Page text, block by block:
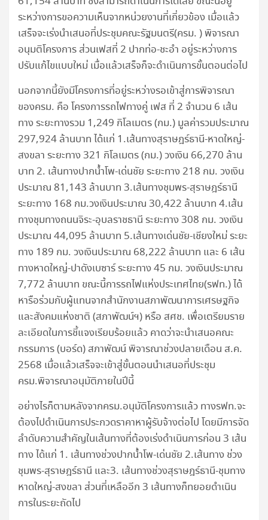
ระหว่างการขอความเห็นจากหน่วยงานที่เกี่ยวข้อง เมื่อแล้ว
เสร็จจะเร่งนำเสนอที่ประชุมคณะรัฐมนตรี(ครม. ) พิจารณา
อนุมติโครงการ ส่วนเฟสที่ 2 ปากท่อ-ชะอำ อยู่ระหว่างการ
ปรับแก้ไขแบบใหม่ เมื่อแล้วเสร็จก็จะดำเนินการขั้นตอนต่อไป
นอกจากนี้ยังมีโครงการที่อยู่ระหว่างรอเข้าสู่การพิจารณา
ของครม. คือ โครงการรถไฟทางคู่ เฟส ที่ 2 จำนวน 6 เส้น
ทาง ระยะทางรวม 1,249 กิโลเมตร (กม.) มูลค่ารวมประมาณ
297,924 ล้านบาท ได้แก่ 1.เส้นทางสุราษฎร์ธานี-หาดใหญ่-
สงขลา ระยะทาง 321 กิโลเมตร (กม.) วงเงิน 66,270 ล้าน
บาท 2. เส้นทางปากน้ำโพ-เด่นชัย ระยะทาง 218 กม. วงเงิน
ประมาณ 81,143 ล้านบาท 3.เส้นทางชุมพร-สุราษฎร์ธานี
ระยะทาง 168 กม.วงเงินประมาณ 30,422 ล้านบาท 4.เส้น
ทางชุมทางถนนจิระ-อุบลราชธานี ระยะทาง 308 กม. วงเงิน
ประมาณ 44,095 ล้านบาท 5.เส้นทางเด่นชัย-เชียงใหม่ ระยะ
ทาง 189 กม. วงเงินประมาณ 68,222 ล้านบาท และ 6 เส้น
ทางหาดใหญ่-ปาดังเบซาร์ ระยะทาง 45 กม. วงเงินประมาณ
7,772 ล้านบาท ขณะนี้การรถไฟแห่งประเทศไทย(รฟท.) ได้
หารือร่วมกับผู้แทนจากสำนักงานสภาพัฒนาการเศรษฐกิจ
และสังคมแห่งชาติ (สภาพัฒน์ฯ) หรือ สศช. เพื่อเตรียมราย
ละเอียดในการชี้แจงเรียบร้อยแล้ว คาดว่าจะนำเสนอคณะ
กรรมการ (บอร์ด) สภาพัฒน์ พิจารณาช่วงปลายเดือน ส.ค.
2568 เมื่อแล้วเสร็จจะเข้าสู่ขั้นตอนนำเสนอที่ประชุม
ครม.พิจารณาอนุมัติภายในปีนี้
อย่างไรก็ตามหลังจากครม.อนุมัติโครงการแล้ว ทางรฟท.จะ
ต้องไปดำเนินการประกวดราคาหาผู้รับจ้างต่อไป โดยมีการจัด
ลำดับความสำคัญในเส้นทางที่ต้องเร่งดำเนินการก่อน 3 เส้น
ทาง ได้แก่ 1. เส้นทางช่วงปากน้ำโพ-เด่นชัย 2.เส้นทาง ช่วง
ชุมพร-สุราษฎร์ธานี และ3. เส้นทางช่วงสุราษฎร์ธานี-ชุมทาง
หาดใหญ่-สงขลา ส่วนที่เหลืออีก 3 เส้นทางก็ทยอยดำเนิน
การในระยะถัดไป